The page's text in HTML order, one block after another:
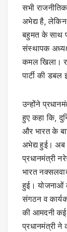
सभी
अभेद्य है,
बहुमत के साथ
संस्थापक
कमल खिला।
पार्टी की
उन्होंने
हुए कहा कि,
और भारत के
अभेद्य हुई। अब
प्रधानमंत्री
भारत
हुई। योजनाओं
संगठन व
की आमदनी
प्रधानमंत्री ने